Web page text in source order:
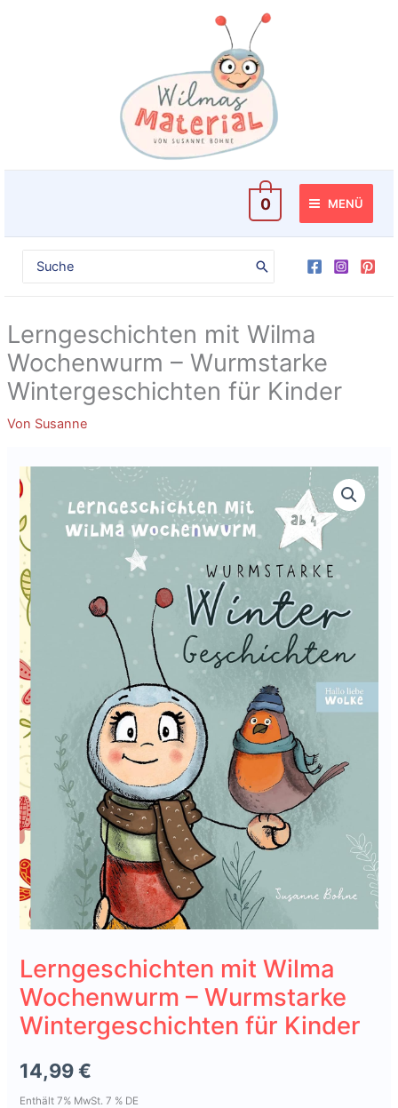
0 MENÜ
Search
for:
Lerngeschichten mit Wilma
Wochenwurm – Wurmstarke
Wintergeschichten für Kinder
Von Susanne
Lerngeschichten mit Wilma
Wochenwurm – Wurmstarke
Wintergeschichten für Kinder
14,99€
Enthält 7% MwSt. 7 % DE